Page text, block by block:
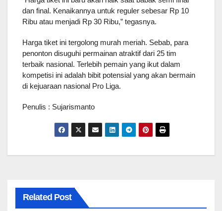
dan final. Kenaikannya untuk reguler sebesar Rp 10
Ribu atau menjadi Rp 30 Ribu,” tegasnya.
Harga tiket ini tergolong murah meriah. Sebab, para
penonton disuguhi permainan atraktif dari 25 tim
terbaik nasional. Terlebih pemain yang ikut dalam
kompetisi ini adalah bibit potensial yang akan bermain
di kejuaraan nasional Pro Liga.
Penulis : Sujarismanto
Related Post